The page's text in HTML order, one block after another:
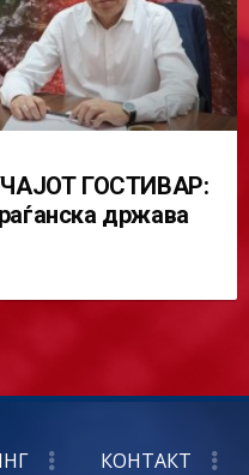
ГОСТИВАР:
држава
КОНТАКТ